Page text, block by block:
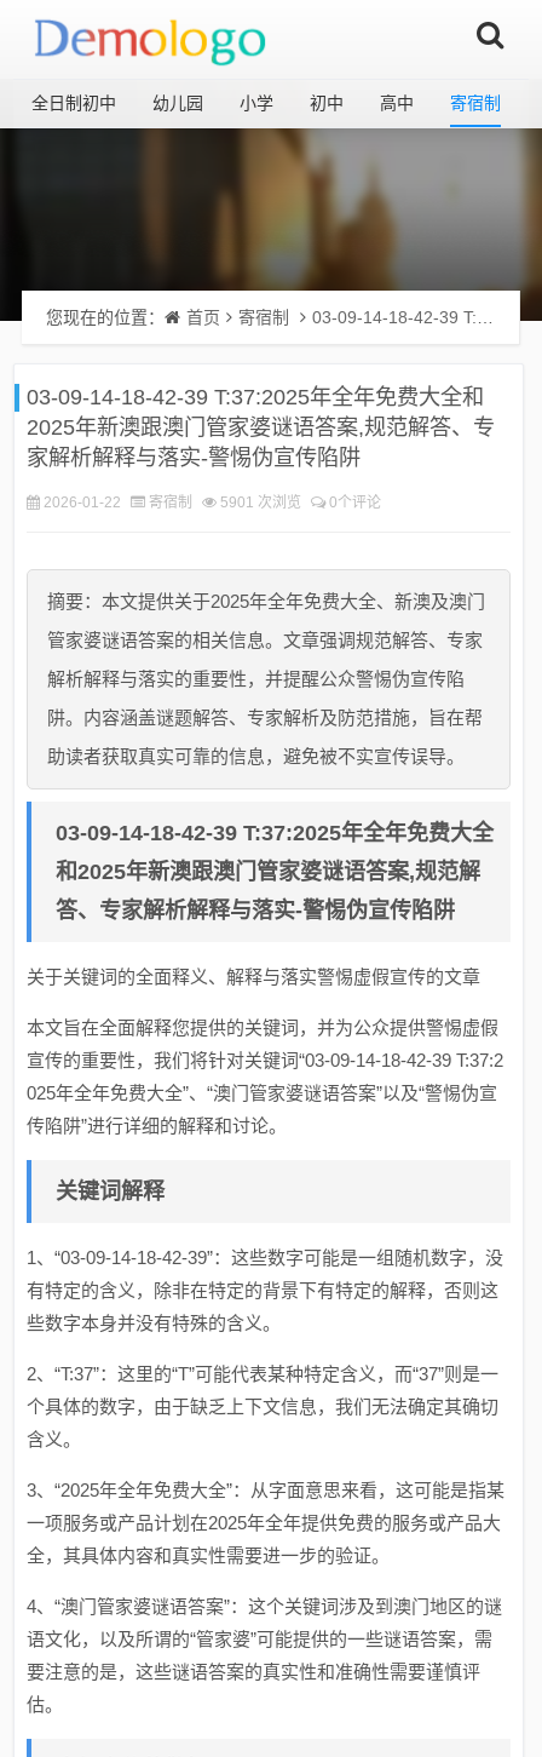
全日制初中 幼儿园 小学 初中 高中 寄宿制
您现在的位置： 首页 寄宿制 03-09-14-18-42-39 T:37:2025年全年免费大全和2025年新澳跟澳门管家婆谜语答案,规范解答、专家解析解释与落实-警惕伪宣传陷阱
03-09-14-18-42-39 T:37:2025年全年免费大全和
2025年新澳跟澳门管家婆谜语答案,规范解答、专
家解析解释与落实-警惕伪宣传陷阱
2026-01-22 寄宿制 5901 次浏览 0个评论
摘要：本文提供关于2025年全年免费大全、新澳及澳门
管家婆谜语答案的相关信息。文章强调规范解答、专家
解析解释与落实的重要性，并提醒公众警惕伪宣传陷
阱。内容涵盖谜题解答、专家解析及防范措施，旨在帮
助读者获取真实可靠的信息，避免被不实宣传误导。
03-09-14-18-42-39 T:37:2025年全年免费大全
和2025年新澳跟澳门管家婆谜语答案,规范解
答、专家解析解释与落实-警惕伪宣传陷阱
关于关键词的全面释义、解释与落实警惕虚假宣传的文章
本文旨在全面解释您提供的关键词，并为公众提供警惕虚假
宣传的重要性，我们将针对关键词“03-09-14-18-42-39 T:37:2
025年全年免费大全”、“澳门管家婆谜语答案”以及“警惕伪宣
传陷阱”进行详细的解释和讨论。
关键词解释
1、“03-09-14-18-42-39”：这些数字可能是一组随机数字，没
有特定的含义，除非在特定的背景下有特定的解释，否则这
些数字本身并没有特殊的含义。
2、“T:37”：这里的“T”可能代表某种特定含义，而“37”则是一
个具体的数字，由于缺乏上下文信息，我们无法确定其确切
含义。
3、“2025年全年免费大全”：从字面意思来看，这可能是指某
一项服务或产品计划在2025年全年提供免费的服务或产品大
全，其具体内容和真实性需要进一步的验证。
4、“澳门管家婆谜语答案”：这个关键词涉及到澳门地区的谜
语文化，以及所谓的“管家婆”可能提供的一些谜语答案，需
要注意的是，这些谜语答案的真实性和准确性需要谨慎评
估。